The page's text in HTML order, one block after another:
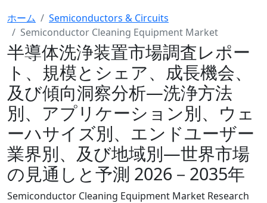
ホーム
Semiconductors & Circuits
Semiconductor Cleaning Equipment Market
半導体洗浄装置市場調査レポー
ト、規模とシェア、成長機会、
及び傾向洞察分析―洗浄方法
別、アプリケーション別、ウェ
ーハサイズ別、エンドユーザー
業界別、及び地域別―世界市場
の見通しと予測 2026－2035年
Semiconductor Cleaning Equipment Market Research